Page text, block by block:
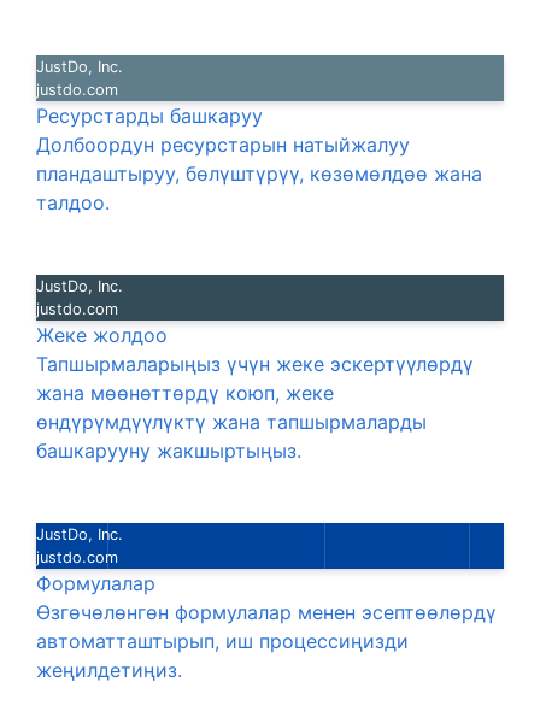
JustDo, Inc.
justdo.com
Ресурстарды башкаруу
Долбоордун ресурстарын натыйжалуу
пландаштыруу, бөлүштүрүү, көзөмөлдөө жана
талдоо.
JustDo, Inc.
justdo.com
Жеке жолдоо
Тапшырмаларыңыз үчүн жеке эскертүүлөрдү
жана мөөнөттөрдү коюп, жеке
өндүрүмдүүлүктү жана тапшырмаларды
башкарууну жакшыртыңыз.
JustDo, Inc.
justdo.com
Формулалар
Өзгөчөлөнгөн формулалар менен эсептөөлөрдү
автоматташтырып, иш процессиңизди
жеңилдетиңиз.